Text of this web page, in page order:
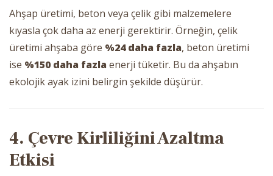
Ahşap üretimi, beton veya çelik gibi malzemelere
kıyasla çok daha az enerji gerektirir. Örneğin, çelik
üretimi ahşaba göre %24 daha fazla, beton üretimi
ise %150 daha fazla enerji tüketir. Bu da ahşabın
ekolojik ayak izini belirgin şekilde düşürür.
4. Çevre Kirliliğini Azaltma
Etkisi